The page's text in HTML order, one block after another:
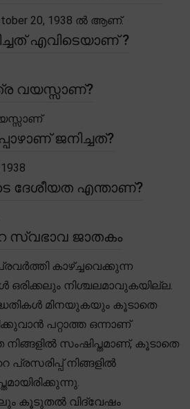
20, 1938 ൽ ആണ്.
എവിടെയാണ് ?
വയസ്സാണ്?
ജനിച്ചത്?
ദേശീയത എന്താണ്?
സ്വഭാവ ജാതകം
കാഴ്ച്ചവെക്കുന്ന
ഒരിക്കലും നിശ്ചലമാവുകയില്ല.
മിനയുകയും കൂടാതെ
പറ്റാത്ത ഒന്നാണ്
സംഷിപ്തമാണ്, കൂടാതെ
നിങ്ങളിൽ
കൂടുതൽ വിദ്വേഷം